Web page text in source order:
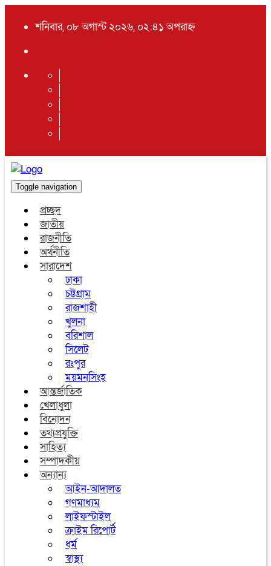
শনিবার, ০৮ অগাস্ট ২০২৬, ০২:৪১ অপরাহ্ন
Toggle navigation
প্রচ্ছদ
জাতীয়
রাজনীতি
অর্থনীতি
সারাদেশ
ঢাকা
চট্টগ্রাম
রাজশাহী
খুলনা
বরিশাল
সিলেট
রংপুর
ময়মনসিংহ
আন্তর্জাতিক
খেলাধুলা
বিনোদন
তথ্যপ্রযুক্তি
সাহিত্য
সম্পাদকীয়
অন্যান্য
আইন-আদালত
গণমাধ্যম
লাইফস্টাইল
ক্রাইম রিপোর্ট
ধর্ম
স্বাস্থ্য